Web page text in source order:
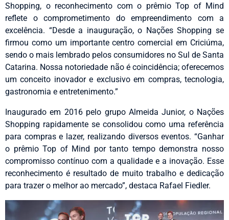
Shopping, o reconhecimento com o prêmio Top of Mind
reflete o comprometimento do empreendimento com a
excelência. “Desde a inauguração, o Nações Shopping se
firmou como um importante centro comercial em Criciúma,
sendo o mais lembrado pelos consumidores no Sul de Santa
Catarina. Nossa notoriedade não é coincidência; oferecemos
um conceito inovador e exclusivo em compras, tecnologia,
gastronomia e entretenimento.”
Inaugurado em 2016 pelo grupo Almeida Junior, o Nações
Shopping rapidamente se consolidou como uma referência
para compras e lazer, realizando diversos eventos. “Ganhar
o prêmio Top of Mind por tanto tempo demonstra nosso
compromisso contínuo com a qualidade e a inovação. Esse
reconhecimento é resultado de muito trabalho e dedicação
para trazer o melhor ao mercado”, destaca Rafael Fiedler.